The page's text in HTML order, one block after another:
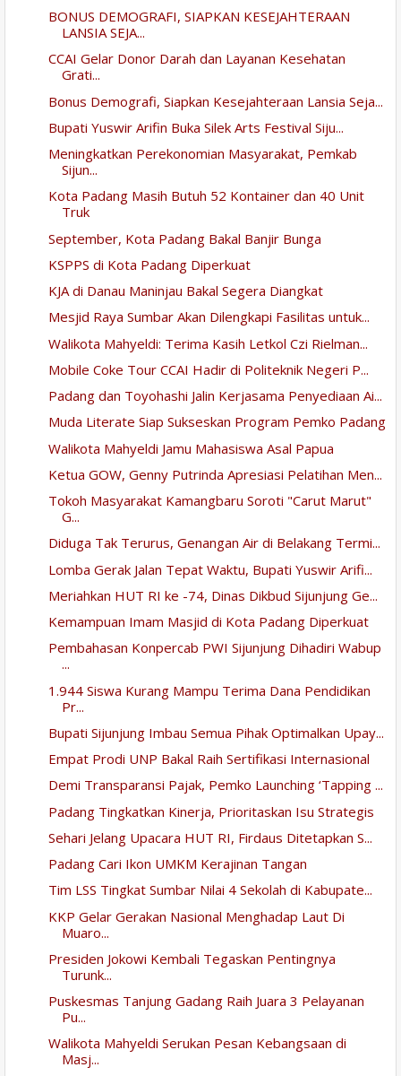
BONUS DEMOGRAFI, SIAPKAN KESEJAHTERAAN
LANSIA SEJA...
CCAI Gelar Donor Darah dan Layanan Kesehatan
Grati...
Bonus Demografi, Siapkan Kesejahteraan Lansia Seja...
Bupati Yuswir Arifin Buka Silek Arts Festival Siju...
Meningkatkan Perekonomian Masyarakat, Pemkab
Sijun...
Kota Padang Masih Butuh 52 Kontainer dan 40 Unit
Truk
September, Kota Padang Bakal Banjir Bunga
KSPPS di Kota Padang Diperkuat
KJA di Danau Maninjau Bakal Segera Diangkat
Mesjid Raya Sumbar Akan Dilengkapi Fasilitas untuk...
Walikota Mahyeldi: Terima Kasih Letkol Czi Rielman...
Mobile Coke Tour CCAI Hadir di Politeknik Negeri P...
Padang dan Toyohashi Jalin Kerjasama Penyediaan Ai...
Muda Literate Siap Sukseskan Program Pemko Padang
Walikota Mahyeldi Jamu Mahasiswa Asal Papua
Ketua GOW, Genny Putrinda Apresiasi Pelatihan Men...
Tokoh Masyarakat Kamangbaru Soroti "Carut Marut"
G...
Diduga Tak Terurus, Genangan Air di Belakang Termi...
Lomba Gerak Jalan Tepat Waktu, Bupati Yuswir Arifi...
Meriahkan HUT RI ke -74, Dinas Dikbud Sijunjung Ge...
Kemampuan Imam Masjid di Kota Padang Diperkuat
Pembahasan Konpercab PWI Sijunjung Dihadiri Wabup
...
1.944 Siswa Kurang Mampu Terima Dana Pendidikan
Pr...
Bupati Sijunjung Imbau Semua Pihak Optimalkan Upay...
Empat Prodi UNP Bakal Raih Sertifikasi Internasional
Demi Transparansi Pajak, Pemko Launching ‘Tapping ...
Padang Tingkatkan Kinerja, Prioritaskan Isu Strategis
Sehari Jelang Upacara HUT RI, Firdaus Ditetapkan S...
Padang Cari Ikon UMKM Kerajinan Tangan
Tim LSS Tingkat Sumbar Nilai 4 Sekolah di Kabupate...
KKP Gelar Gerakan Nasional Menghadap Laut Di
Muaro...
Presiden Jokowi Kembali Tegaskan Pentingnya
Turunk...
Puskesmas Tanjung Gadang Raih Juara 3 Pelayanan
Pu...
Walikota Mahyeldi Serukan Pesan Kebangsaan di
Masj...